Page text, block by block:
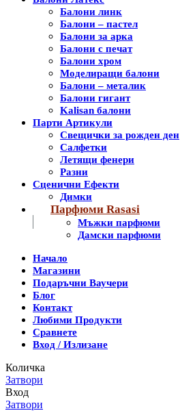
Балони линк
Балони – пастел
Балони за арка
Балони с печат
Балони хром
Моделиращи балони
Балони – металик
Балони гигант
Kalisan балони
Парти Артикули
Свещички за рожден ден
Салфетки
Летящи фенери
Разни
Сценични Ефекти
Димки
Парфюми Rasasi
Мъжки парфюми
Дамски парфюми
Начало
Магазини
Подаръчни Ваучери
Блог
Контакт
Любими Продукти
Сравнете
Вход / Излизане
Количка
Затвори
Вход
Затвори